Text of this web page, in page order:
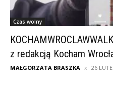
Czas wolny
z redakcją Kocham
MAŁGORZATA BRASZKA 26